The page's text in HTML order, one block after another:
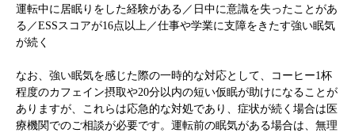
運転中に居眠りをした経験がある／日中に意識を失ったことがあ
る／ESSスコアが16点以上／仕事や学業に支障をきたす強い眠気
が続く
なお、強い眠気を感じた際の一時的な対応として、コーヒー1杯
程度のカフェイン摂取や20分以内の短い仮眠が助けになることが
ありますが、これらは応急的な対処であり、症状が続く場合は医
療機関でのご相談が必要です。運転前の眠気がある場合は、無理